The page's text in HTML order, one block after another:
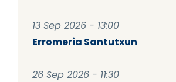
13 Sep 2026 - 13:00
Erromeria Santutxun
26 Sep 2026 - 11:30